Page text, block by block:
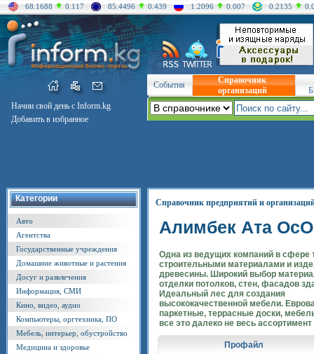
68.1688 0.117 85.4496 0.439 1.2096 0.007 0.2135
Начни свой день с Inform.kg
Добавить в избранное
События
Справочник
организаций
Категории
Авто
Агентства
Государственные учреждения
Домашние животные и растения
Досуг и развлечения
Информация, СМИ
Кино, видео, аудио
Компьютеры, оргтехника, ПО
Мебель, интерьер, обустройство
Медицина и здоровье
Справочник предприятий и
Алимбек Ата
Одна из ведущих компаний в сфере
строительными материалами и
древесины. Широкий выбор
отделки потолков, стен, фасадов
Идеальный лес для создания
высококачественной мебели.
паркетные, террасные доски,
все это далеко не весь ассортимент
Профайл